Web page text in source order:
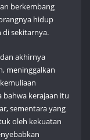
berkembang
hidup
di sekitarnya.
akhirnya
meninggalkan
bahwa kerajaan itu
sementara yang
oleh kekuatan